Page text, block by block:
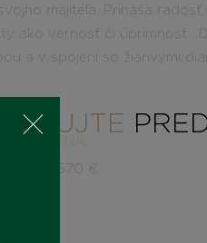
majiteľa.
Prináša
ako vernosť či úprimnosť.
a v
spojení so žiarivými
2.570
€